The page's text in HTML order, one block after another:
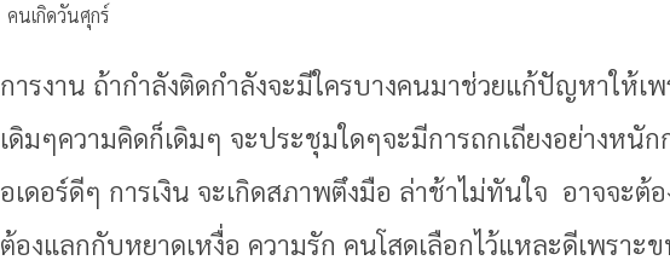
คนเกิดวันศุกร์
การงาน ถ้ากำลังติดกำลังจะมีใครบางคนมาช่วยแก้ปัญหาให้เ
เดิมๆความคิดก็เดิมๆ จะประชุมใดๆจะมีการถกเถียงอย่างหนั
อเดอร์ดีๆ การเงิน จะเกิดสภาพตึงมือ ล่าช้าไม่ทันใจ อาจจะต้
ต้องแลกกับหยาดเหงื่อ ความรัก คนโสดเลือกไว้แหละดีเพราะ